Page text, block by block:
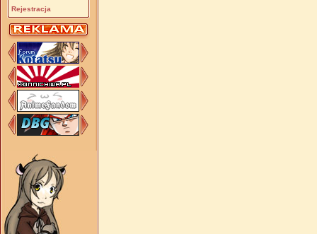
Rejestracja